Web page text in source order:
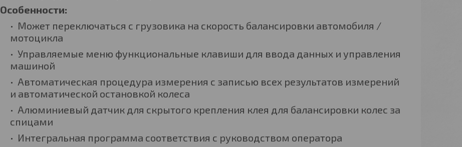
Особенности:
Может переключаться с грузовика на скорость балансировки автомобиля /
мотоцикла
Управляемые меню функциональные клавиши для ввода данных и управления
машиной
Автоматическая процедура измерения с записью всех результатов измерений
и автоматической остановкой колеса
Алюминиевый датчик для скрытого крепления клея для балансировки колес за
спицами
Интегральная программа соответствия с руководством оператора